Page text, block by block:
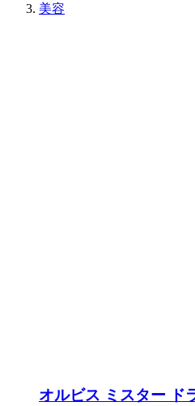
美容
オルビス ミスター ド